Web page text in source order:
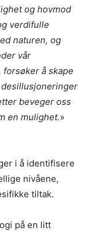
og hovmod
verdifulle
naturen, og
vår
å skape
beveger oss
en mulighet.»
i å identifisere
nivåene,
tiltak.
på en litt